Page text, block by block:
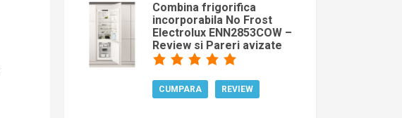
Combina frigorifica
incorporabila No Frost
Electrolux ENN2853COW –
Review si Pareri avizate
CUMPARA REVIEW